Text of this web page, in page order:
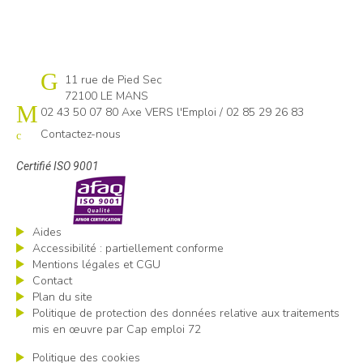
Cap emploi 72
11 rue de Pied Sec
72100 LE MANS
02 43 50 07 80 Axe VERS l'Emploi / 02 85 29 26 83
Contactez-nous
Certifié ISO 9001
Aides
Accessibilité : partiellement conforme
Mentions légales et CGU
Contact
Plan du site
Politique de protection des données relative aux traitements
mis en œuvre par Cap emploi 72
Politique des cookies